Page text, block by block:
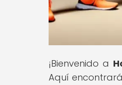
¡Bienvenido a
Aquí